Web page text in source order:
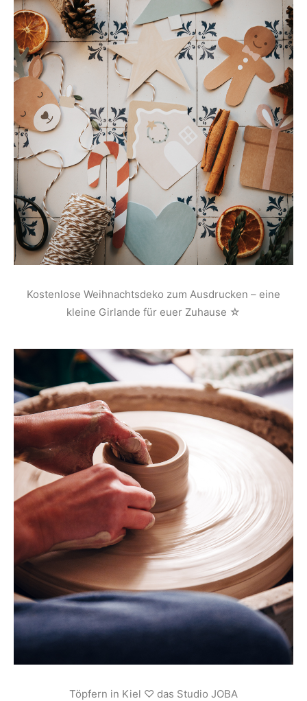
Kostenlose Weihnachtsdeko zum Ausdrucken – eine
kleine Girlande für euer Zuhause ☆
Töpfern in Kiel ♡ das Studio JOBA